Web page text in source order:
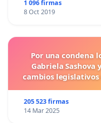
1 096 firmas
8 Oct 2019
Por una condena
Gabriela Sashova
cambios legislativos
205 523 firmas
14 Mar 2025